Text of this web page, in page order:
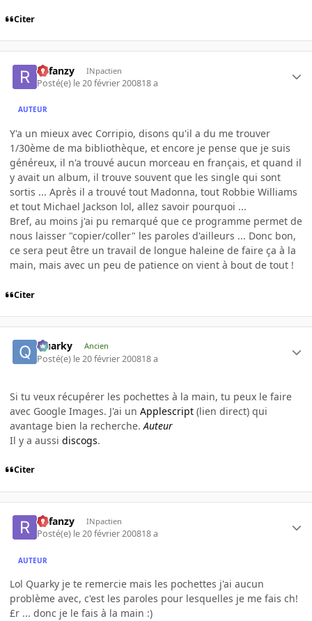
Citer
Refanzy INpactien
Posté(e) le 20 février 200818 a
AUTEUR
Y'a un mieux avec Corripio, disons qu'il a du me trouver
1/30ème de ma bibliothèque, et encore je pense que je suis
généreux, il n'a trouvé aucun morceau en français, et quand il
y avait un album, il trouve souvent que les single qui sont
sortis ... Après il a trouvé tout Madonna, tout Robbie Williams
et tout Michael Jackson lol, allez savoir pourquoi ...
Bref, au moins j'ai pu remarqué que ce programme permet de
nous laisser "copier/coller" les paroles d'ailleurs ... Donc bon,
ce sera peut être un travail de longue haleine de faire ça à la
main, mais avec un peu de patience on vient à bout de tout !
Citer
Quarky Ancien
Posté(e) le 20 février 200818 a
Si tu veux récupérer les pochettes à la main, tu peux le faire
avec Google Images. J'ai un Applescript (lien direct) qui
avantage bien la recherche. Auteur
Il y a aussi discogs.
Citer
Refanzy INpactien
Posté(e) le 20 février 200818 a
AUTEUR
Lol Quarky je te remercie mais les pochettes j'ai aucun
problème avec, c'est les paroles pour lesquelles je me fais ch!
£r ... donc je le fais à la main :)